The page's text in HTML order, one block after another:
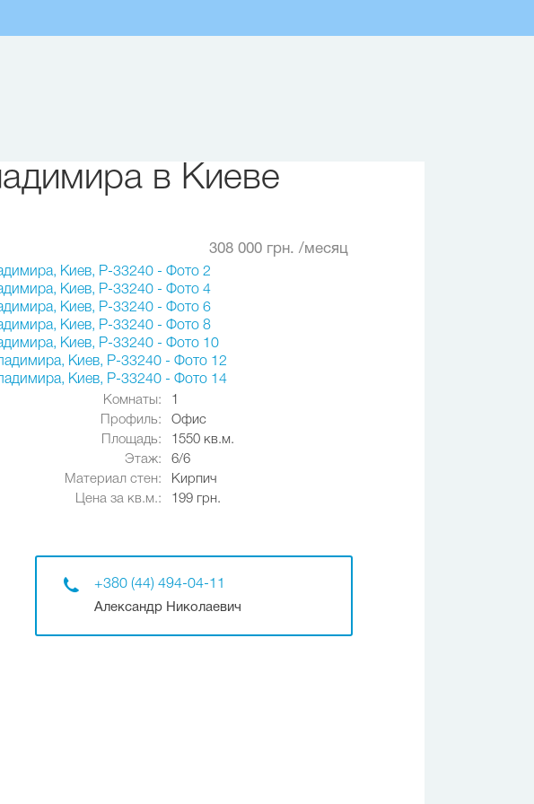
в Киеве
308 000 грн. /месяц
Комнаты:
1
Профиль:
Офис
Площадь:
1550 кв.м.
Этаж:
6/6
Материал стен:
Кирпич
Цена за кв.м.:
199 грн.
+380 (44) 494-04-11
Александр Николаевич